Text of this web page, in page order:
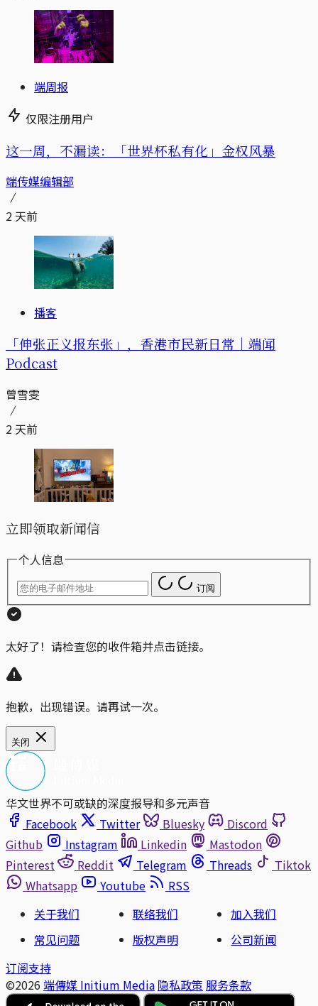
端周报
仅限注册用户
这一周，不漏读：「世界杯私有化」金权风暴
端传媒编辑部
2 天前
播客
「伸张正义报东张」，香港市民新日常｜端闻
Podcast
曾雪雯
2 天前
立即领取新闻信
个人信息
订阅
太好了！请检查您的收件箱并点击链接。
抱歉，出现错误。请再试一次。
关闭
华文世界不可或缺的深度报导和多元声音
Facebook
Twitter Bluesky
Discord
Github
Instagram Linkedin
Mastodon
Pinterest
Reddit Telegram Threads
Tiktok
Whatsapp
Youtube
RSS
关于我们
联络我们
加入我们
常见问题
版权声明
公司新闻
订阅支持
©2026 端傳媒 Initium Media 隐私政策 服务条款